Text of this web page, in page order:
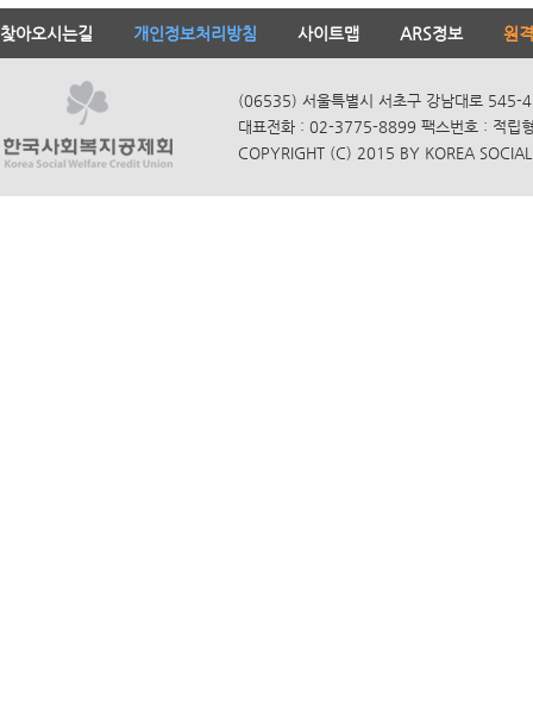
찾아오시는길 개인정보처리방침 사이트맵 ARS정보 원
(06535) 서울특별시 서초구 강남대로 545-
대표전화 : 02-3775-8899 팩스번호 : 적립
COPYRIGHT (C) 2015 BY KOREA SOCIAL